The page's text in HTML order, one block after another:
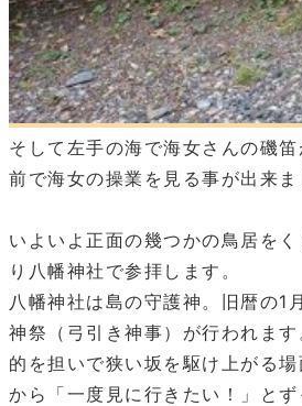
そして左手の海で海女さんの磯
前で海女の操業を見る事が出来ま
いよいよ正面の幾つかの鳥居を
り八幡神社で参拝します。
八幡神社は島の守護神。旧暦の1
神祭（弓引き神事）が行われま
的を担いで狭い坂を駆け上がる
から「一度見に行きたい！」と